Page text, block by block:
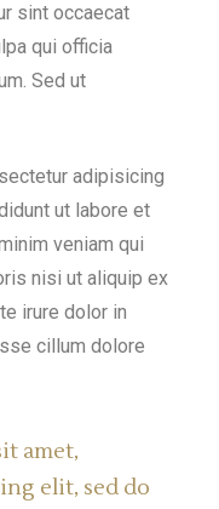
sint occaecat
qui officia
Sed ut
adipisicing
ut labore et
veniam qui
nisi ut aliquip ex
irure dolor in
cillum dolore
amet,
elit, sed do